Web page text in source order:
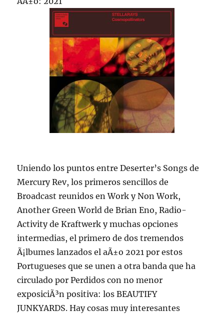
Uniendo los puntos entre Deserter’s Songs de
Mercury Rev, los primeros sencillos de
Broadcast reunidos en Work y Non Work,
Another Green World de Brian Eno, Radio-
Activity de Kraftwerk y muchas opciones
intermedias, el primero de dos tremendos
Ã¡lbumes lanzados el aÃ±o 2021 por estos
Portugueses que se unen a otra banda que ha
circulado por Perdidos con no menor
exposiciÃ³n positiva: los BEAUTIFY
JUNKYARDS. Hay cosas muy interesantes